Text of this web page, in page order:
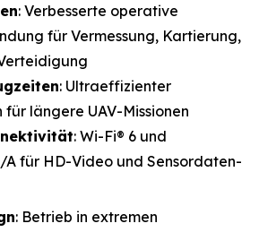
: Verbesserte operative
für Vermessung, Kartierung,
: Ultraeffizienter
längere UAV-Missionen
: Wi-Fi® 6 und
für HD-Video und Sensordaten-
: Betrieb in extremen